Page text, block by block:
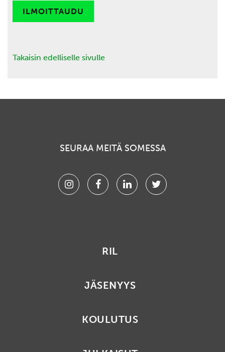
ILMOITTAUDU
Takaisin edelliselle sivulle
SEURAA MEITÄ SOMESSA
InstagramFacebookLinkedinTwitter
RIL
JÄSENYYS
KOULUTUS